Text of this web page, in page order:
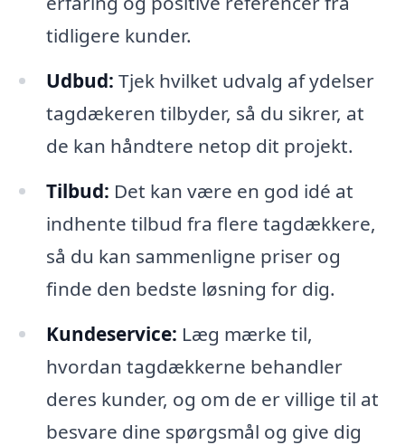
tidligere kunder.
Udbud: Tjek hvilket udvalg af ydelser
tagdækeren tilbyder, så du sikrer, at
de kan håndtere netop dit projekt.
Tilbud: Det kan være en god idé at
indhente tilbud fra flere tagdækkere,
så du kan sammenligne priser og
finde den bedste løsning for dig.
Kundeservice: Læg mærke til,
hvordan tagdækkerne behandler
deres kunder, og om de er villige til at
besvare dine spørgsmål og give dig